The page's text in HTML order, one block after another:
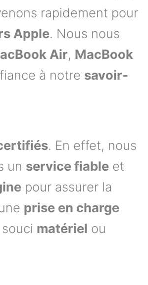
rapidement pour
Apple. Nous nous
Air, MacBook
à notre savoir-
. En effet, nous
un service fiable et
pour assurer la
prise en charge
matériel ou